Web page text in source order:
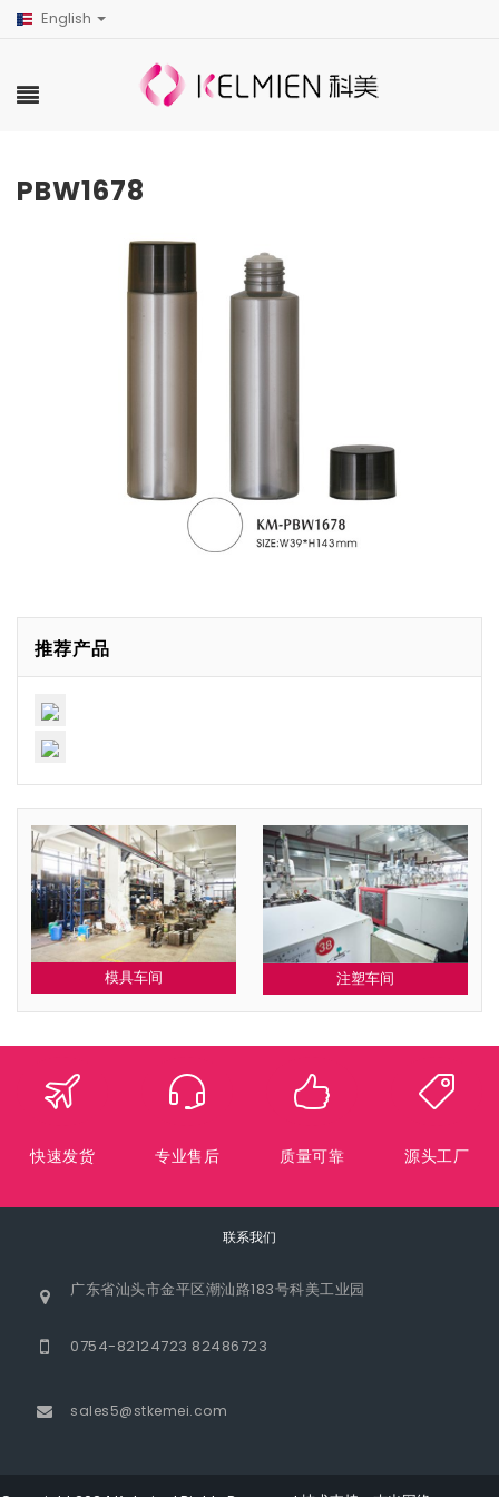
English
PBW1678
推荐产品
模具车间 注塑车间
快速发货 专业售后 质量可靠 源头工厂
联系我们
广东省汕头市金平区潮汕路183号科美工业园
0754-82124723 82486723
sales5@stkemei.com